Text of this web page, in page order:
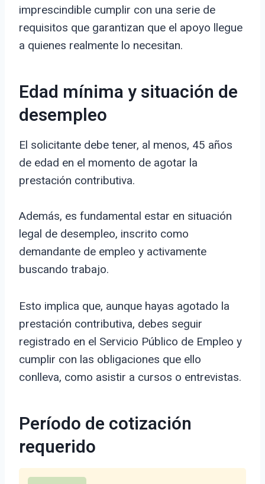
imprescindible cumplir con una serie de
requisitos que garantizan que el apoyo llegue
a quienes realmente lo necesitan.
Edad mínima y situación de
desempleo
El solicitante debe tener, al menos, 45 años
de edad en el momento de agotar la
prestación contributiva.
Además, es fundamental estar en situación
legal de desempleo, inscrito como
demandante de empleo y activamente
buscando trabajo.
Esto implica que, aunque hayas agotado la
prestación contributiva, debes seguir
registrado en el Servicio Público de Empleo y
cumplir con las obligaciones que ello
conlleva, como asistir a cursos o entrevistas.
Período de cotización
requerido